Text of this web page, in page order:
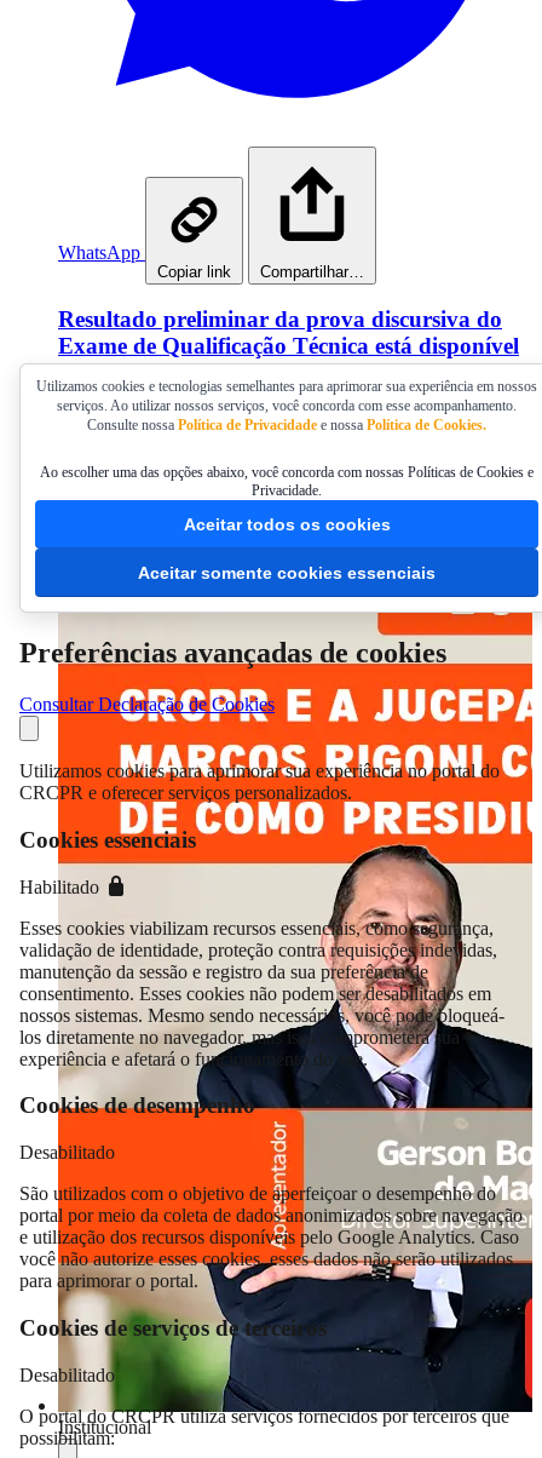
WhatsApp
Copiar link Compartilhar…
Resultado preliminar da prova discursiva do
Exame de Qualificação Técnica está disponível
O resultado final do exame está previsto para o dia 5 de
agosto
Institucional
Utilizamos cookies e tecnologias semelhantes para aprimorar sua experiência em nossos
serviços. Ao utilizar nossos serviços, você concorda com esse acompanhamento.
Consulte nossa Política de Privacidade e nossa Política de Cookies.
Ao escolher uma das opções abaixo, você concorda com nossas Políticas de Cookies e
Privacidade.
Aceitar todos os cookies
Aceitar somente cookies essenciais
Preferências avançadas de cookies
Consultar Declaração de Cookies
Utilizamos cookies para aprimorar sua experiência no portal do
CRCPR e oferecer serviços personalizados.
Cookies essenciais
Habilitado
Esses cookies viabilizam recursos essenciais, como segurança,
validação de identidade, proteção contra requisições indevidas,
manutenção da sessão e registro da sua preferência de
consentimento. Esses cookies não podem ser desabilitados em
nossos sistemas. Mesmo sendo necessários, você pode bloqueá-
los diretamente no navegador, mas isso comprometerá sua
experiência e afetará o funcionamento do site.
Cookies de desempenho
Desabilitado
São utilizados com o objetivo de aperfeiçoar o desempenho do
portal por meio da coleta de dados anonimizados sobre navegação
e utilização dos recursos disponíveis pelo Google Analytics. Caso
você não autorize esses cookies, esses dados não serão utilizados
para aprimorar o portal.
Cookies de serviços de terceiros
Desabilitado
O portal do CRCPR utiliza serviços fornecidos por terceiros que
possibilitam: